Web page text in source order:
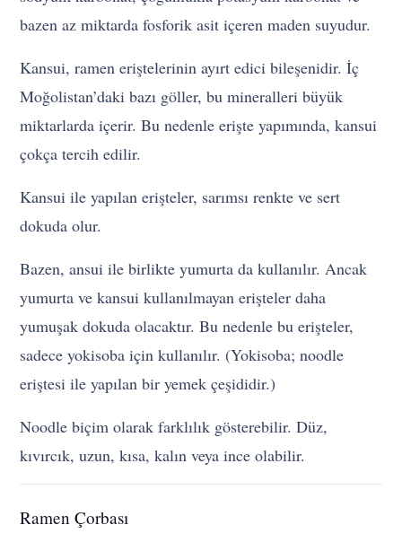
bazen az miktarda fosforik asit içeren maden suyudur.
Kansui, ramen eriştelerinin ayırt edici bileşenidir. İç
Moğolistan’daki bazı göller, bu mineralleri büyük
miktarlarda içerir. Bu nedenle erişte yapımında, kansui
çokça tercih edilir.
Kansui ile yapılan erişteler, sarımsı renkte ve sert
dokuda olur.
Bazen, ansui ile birlikte yumurta da kullanılır. Ancak
yumurta ve kansui kullanılmayan erişteler daha
yumuşak dokuda olacaktır. Bu nedenle bu erişteler,
sadece yokisoba için kullanılır. (Yokisoba; noodle
eriştesi ile yapılan bir yemek çeşididir.)
Noodle biçim olarak farklılık gösterebilir. Düz,
kıvırcık, uzun, kısa, kalın veya ince olabilir.
Ramen Çorbası